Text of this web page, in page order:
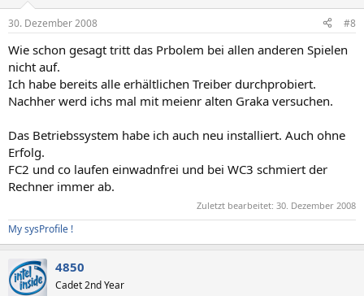
30. Dezember 2008 #8
Wie schon gesagt tritt das Prbolem bei allen anderen Spielen
nicht auf.
Ich habe bereits alle erhältlichen Treiber durchprobiert.
Nachher werd ichs mal mit meienr alten Graka versuchen.
Das Betriebssystem habe ich auch neu installiert. Auch ohne
Erfolg.
FC2 und co laufen einwadnfrei und bei WC3 schmiert der
Rechner immer ab.
Zuletzt bearbeitet: 30. Dezember 2008
My sysProfile !
4850
Cadet 2nd Year